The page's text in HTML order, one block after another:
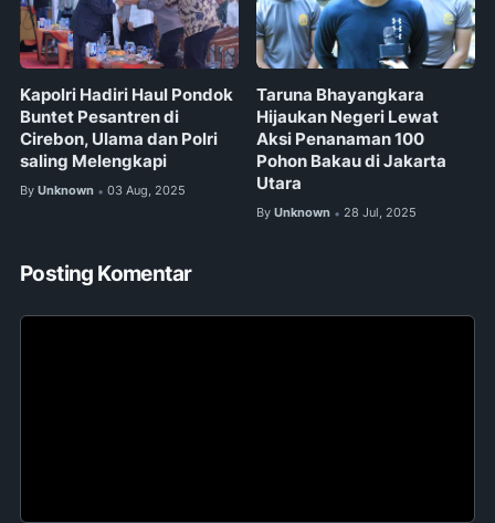
Kapolri Hadiri Haul Pondok
Buntet Pesantren di
Cirebon, Ulama dan Polri
saling Melengkapi
By Unknown • 03 Aug, 2025
Taruna Bhayangkara
Hijaukan Negeri Lewat
Aksi Penanaman 100
Pohon Bakau di Jakarta
Utara
By Unknown • 28 Jul, 2025
Posting Komentar